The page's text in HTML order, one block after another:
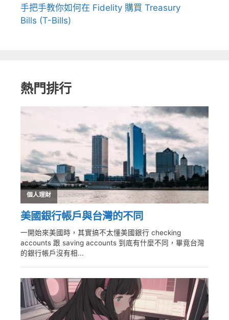
手把手教你如何在 Fidelity 購買 Treasury
Bills (T-Bills)
熱門排行